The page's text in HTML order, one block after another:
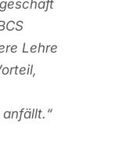
Lehre